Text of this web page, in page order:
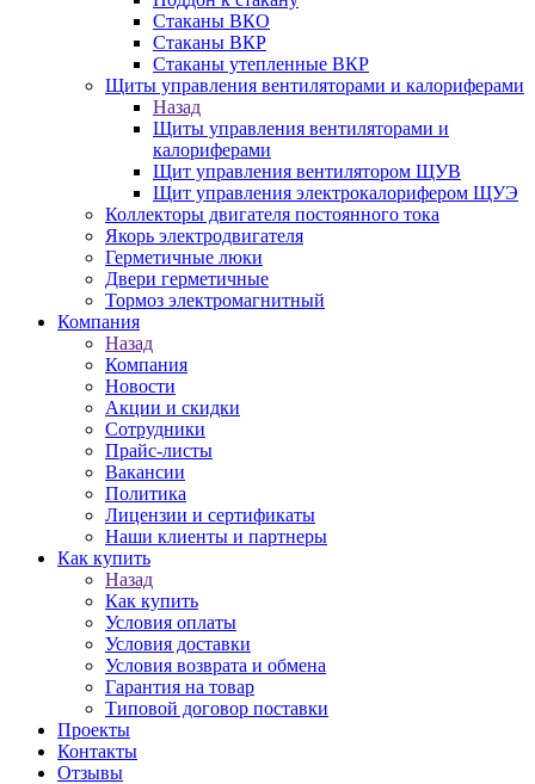
Стаканы ВКО
Стаканы ВКР
Стаканы утепленные ВКР
Щиты управления вентиляторами и калориферами
Назад
Щиты управления вентиляторами и
калориферами
Щит управления вентилятором ЩУВ
Щит управления электрокалорифером ЩУЭ
Коллекторы двигателя постоянного тока
Якорь электродвигателя
Герметичные люки
Двери герметичные
Тормоз электромагнитный
Компания
Назад
Компания
Новости
Акции и скидки
Сотрудники
Прайс-листы
Вакансии
Политика
Лицензии и сертификаты
Наши клиенты и партнеры
Как купить
Назад
Как купить
Условия оплаты
Условия доставки
Условия возврата и обмена
Гарантия на товар
Типовой договор поставки
Проекты
Контакты
Отзывы